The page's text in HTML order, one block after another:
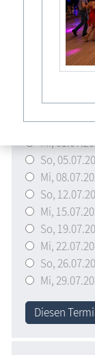
Mi,
So,
Mi,
So,
Mi,
So,
Mi,
So,
Mi,
So,
Mi,
Diesen